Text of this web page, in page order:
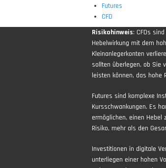
Futures
CFD
Risikohinweis: CFDs
Hebelwirkung mit dem
Kleinanlegerkonten
sollten überlegen, ob Sie
leisten können, das hohe
Futures sind komplexe
Kursschwankungen. Es
ermöglichen, einen Hebel
Risiko, mehr als den
Investitionen in digitale
unterliegen einer hohen